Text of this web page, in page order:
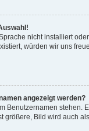
nicht installiert
würden wir uns
angezeigt werden?
Benutzernamen stehen.
Bild wird auch